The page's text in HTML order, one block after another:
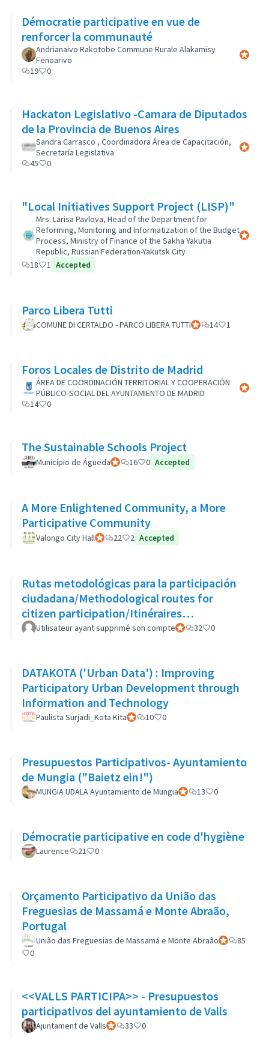
Démocratie participative en vue de
renforcer la communauté
Andrianaivo Rakotobe Commune Rurale Alakamisy
Fenoarivo
19
0
Hackaton Legislativo -Camara de Diputados
de la Provincia de Buenos Aires
Sandra Carrasco , Coordinadora Área de Capacitación,
Secretaría Legislativa
45
0
"Local Initiatives Support Project (LISP)"
Mrs. Larisa Pavlova, Head of the Department for
Reforming, Monitoring and Informatization of the Budget
Process, Ministry of Finance of the Sakha Yakutia
Republic, Russian Federation-Yakutsk City
18 1 Accepted
Parco Libera Tutti
COMUNE DI CERTALDO - PARCO LIBERA TUTTIParticipant officiel
14 1
Foros Locales de Distrito de Madrid
ÁREA DE COORDINACIÓN TERRITORIAL Y COOPERACIÓN
PÚBLICO-SOCIAL DEL AYUNTAMIENTO DE MADRID
14
0
The Sustainable Schools Project
Município de ÁguedaParticipant officiel
16 0 Accepted
A More Enlightened Community, a More
Participative Community
Valongo City HallParticipant officiel
22 2 Accepted
Rutas metodológicas para la participación
ciudadana/Methodological routes for
citizen participation/Itinéraires
méthodologiques pour la participation
Utilisateur ayant supprimé son compteParticipant officiel
32 0
DATAKOTA ('Urban Data') : Improving
Participatory Urban Development through
Information and Technology
Paulista Surjadi_Kota KitaParticipant officiel
10 0
Presupuestos Participativos- Ayuntamiento
de Mungia ("Baietz ein!")
MUNGIA UDALA Ayuntamiento de MungiaParticipant officiel
13 0
Démocratie participative en code d'hygiène
Laurence 21 0
Orçamento Participativo da União das
Freguesias de Massamá e Monte Abraão,
Portugal
União das Freguesias de Massamá e Monte AbraãoParticipant
85
0
<<VALLS PARTICIPA>> - Presupuestos
participativos del ayuntamiento de Valls
Ajuntament de VallsParticipant officiel
33 0